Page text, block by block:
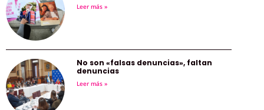
Leer más »
No son «falsas denuncias», faltan
denuncias
Leer más »